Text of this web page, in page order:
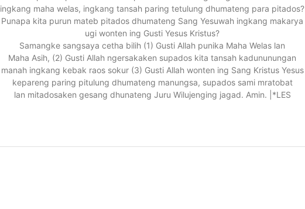
ingkang maha welas, ingkang tansah paring tetulung dhumateng para pitados?
Punapa kita purun mateb pitados dhumateng Sang Yesuwah ingkang makarya
ugi wonten ing Gusti Yesus Kristus?
Samangke sangsaya cetha bilih (1) Gusti Allah punika Maha Welas lan
Maha Asih, (2) Gusti Allah ngersakaken supados kita tansah kadununungan
manah ingkang kebak raos sokur (3) Gusti Allah wonten ing Sang Kristus Yesus
kepareng paring pitulung dhumateng manungsa, supados sami mratobat
lan mitadosaken gesang dhunateng Juru Wilujenging jagad. Amin. |*LES